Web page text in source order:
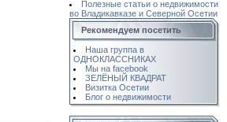
Полезные статьи о недвижимости
во Владикавказе и Северной Осетии
Рекомендуем посетить
Наша группа в
ОДНОКЛАССНИКАХ
Мы на facebook
ЗЕЛЁНЫЙ КВАДРАТ
Визитка Осетии
Блог о недвижимости